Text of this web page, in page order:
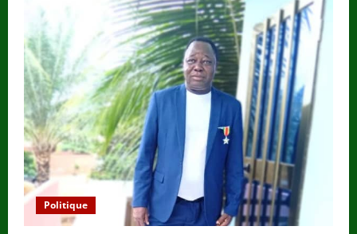
Togo
un
long
week-
end
festif
pour
les
Togolais
:
le
vendredi
2
mai
2025
décrété
Politique